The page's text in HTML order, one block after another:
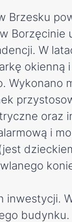
W
Wykonano
oraz
i
budynku.